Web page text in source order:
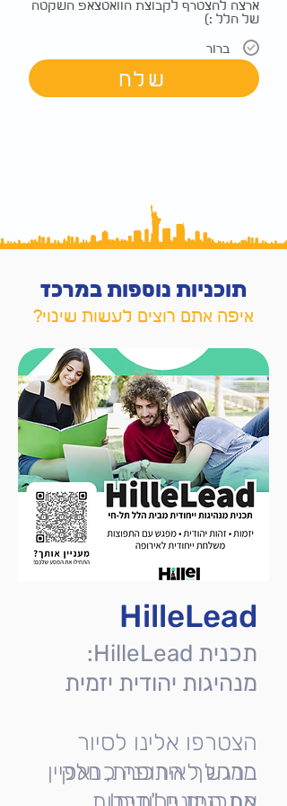
ארצה להצטרף לקבוצת הוואטצאפ השקטה
של הלל :)
ברור
שלח
תוכניות נוספות במרכז
איפה אתם רוצים לעשות שינוי?
תכנית HilleLead:
מנהיגות יהודית יזמית
הצטרפו אלינו לסיור
מרגש לאירופה כחלק
במהלך התכנית, נאפיין
HilleLead